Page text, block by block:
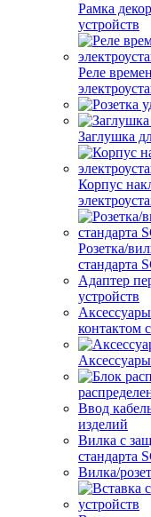
Рамка
устройств
Реле
Заглушка
Корпус
Розетка/
стандарта
Адаптер
устройств
контактом
Ввод
изделий
Вилка с
стандарта
Вилка/